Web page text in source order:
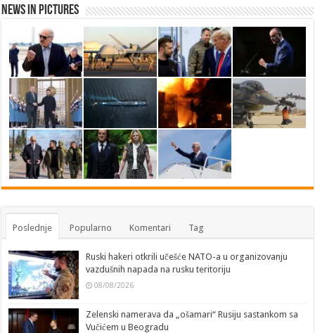
News in Pictures
Poslednje Popularno Komentari Tag
Ruski hakeri otkrili učešće NATO-a u organizovanju
vazdušnih napada na rusku teritoriju
08/08/2026
Zelenski namerava da „ošamari“ Rusiju sastankom sa
Vučićem u Beogradu